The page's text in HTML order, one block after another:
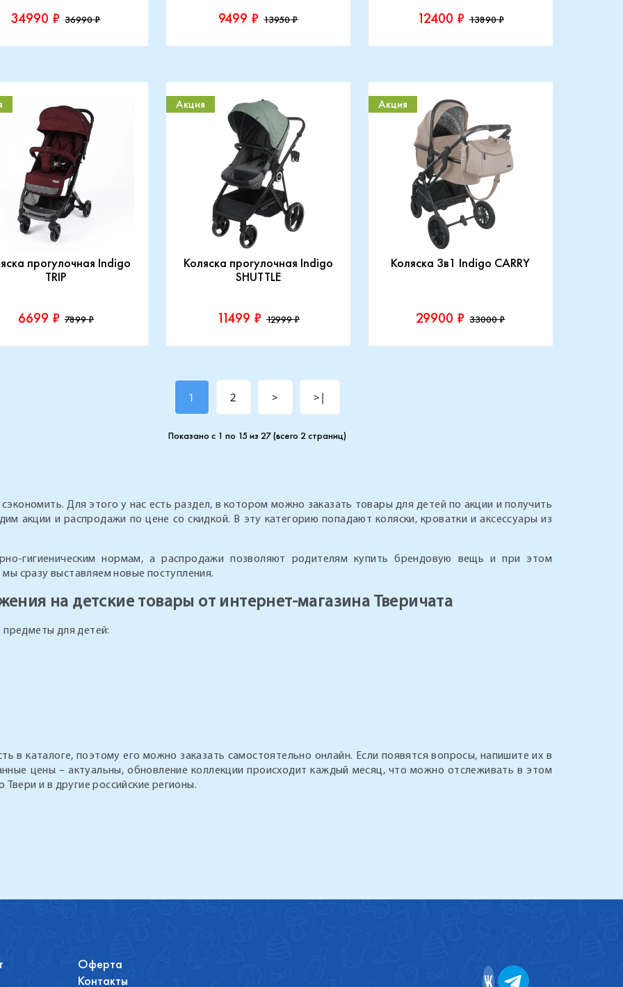
34990 ₽ 36990 ₽ 9499 ₽ 13950 ₽ 12400 ₽ 13890 ₽
прогулочная Indigo
TRIP
6699 ₽ 7899 ₽
Коляска прогулочная Indigo
SHUTTLE
Акция
11499 ₽ 12999 ₽
Коляска 3в1 Indigo CARRY
Акция
29900 ₽ 33000 ₽
1 2 > >|
Показано с 1 по 15 из 27 (всего 2 страниц)
Для этого у нас есть раздел, в котором можно заказать товары для детей по акции и получить
акции и распродажи по цене со скидкой. В эту категорию попадают коляски, кроватки и аксессуары из
гигиеническим нормам, а распродажи позволяют родителям купить брендовую вещь и при этом
сразу выставляем новые поступления.
на детские товары от интернет-магазина Тверичата
для детей:
каталоге, поэтому его можно заказать самостоятельно онлайн. Если появятся вопросы, напишите их в
цены – актуальны, обновление коллекции происходит каждый месяц, что можно отслеживать в этом
и в другие российские регионы.
Оферта
Контакты